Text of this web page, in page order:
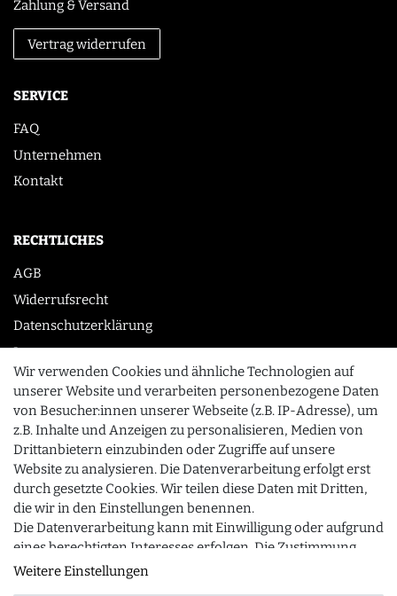
Zahlung & Versand
Vertrag widerrufen
SERVICE
FAQ
Unternehmen
Kontakt
RECHTLICHES
AGB
Widerrufsrecht
Datenschutzerklärung
Impressum
KONTAKT
0355 /28913232
info@gourmeo24.com
Gubener Straße 19, 03042 Cottbus
© 2026 gourmeo24.com
Alle Preise inkl. MwSt., zzgl. Versandkosten
Wir verwenden Cookies und ähnliche Technologien auf
unserer Website und verarbeiten personenbezogene Daten
von Besucher:innen unserer Webseite (z.B. IP-Adresse), um
z.B. Inhalte und Anzeigen zu personalisieren, Medien von
Drittanbietern einzubinden oder Zugriffe auf unsere
Website zu analysieren. Die Datenverarbeitung erfolgt erst
durch gesetzte Cookies. Wir teilen diese Daten mit Dritten,
die wir in den Einstellungen benennen.
Die Datenverarbeitung kann mit Einwilligung oder aufgrund
eines berechtigten Interesses erfolgen. Die Zustimmung
kann erteilt oder abgelehnt werden. Es besteht das Recht,
Weitere Einstellungen
SCHLIESSEN